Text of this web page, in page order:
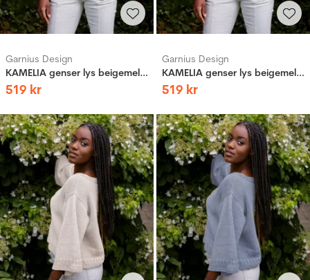
Garnius Design
KAMELIA genser lys beigemelert
519 kr
Garnius Design
KAMELIA genser lys beigemelert
519 kr